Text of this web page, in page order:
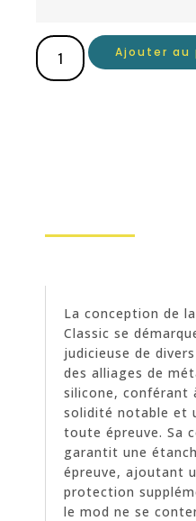
Ajouter au
La conception de
Classic se
judicieuse de
des alliages de
silicone, conférant
solidité notable et
toute épreuve. Sa
garantit une
épreuve, ajoutant
protection
le mod ne se